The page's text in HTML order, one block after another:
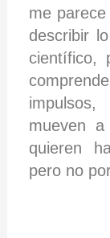
me
describir
científico,
mueven
quieren
pero no